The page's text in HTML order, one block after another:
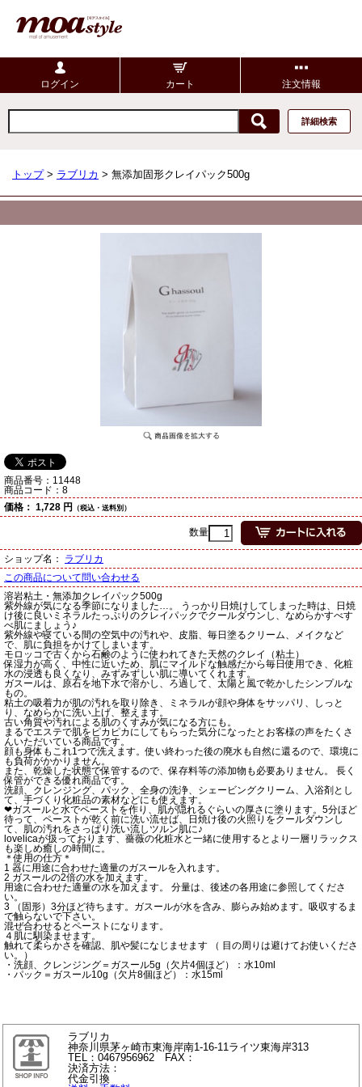
ログイン カート 注文情報
詳細検索
トップ> ラブリカ > 無添加固形クレイパック500g
商品番号： 11448
商品コード： 8
価格： 1,728 円 （税込・送料別）
数量
ショップ名： ラブリカ
この商品について問い合わせる
溶岩粘土・無添加クレイパック500g
紫外線が気になる季節になりました…。 うっかり日焼けしてしまった時は、日焼
け後に良いミネラルたっぷりのクレイパックでクールダウンし、なめらかすべす
べ肌にましょう♪
紫外線や寝ている間の空気中の汚れや、皮脂、毎日塗るクリーム、メイクなど
で、肌に負担をかけてしまいます。
モロッコで古くから石鹸のように使われてきた天然のクレイ（粘土）
保湿力が高く、中性に近いため、肌にマイルドな触感だから毎日使用でき、化粧
水の浸透も良くなり、みずみずしい肌に導いてくれます。
ガスールは、原石を地下水で溶かし、ろ過して、太陽と風で乾かしたシンプルな
もの。
粘土の吸着力が肌の汚れを取り除き、ミネラルが顔や身体をサッパリ、しっと
り、なめらかに洗い上げ、整えます。
古い角質や汚れによる肌のくすみが気になる方にも。
まるでエステで肌をピカピカにしてもらった気分になったとお客様の声をたくさ
んいただいている商品です。
顔も身体もこれ1つで洗えます。使い終わった後の廃水も自然に還るので、環境に
も負荷がかかりません。
また、乾燥した状態で保管するので、保存料等の添加物も必要ありません。 長く
保管ができる優れ商品です。
洗顔、クレンジング、パック、全身の洗浄、シェービングクリーム、入浴剤とし
て、手づくり化粧品の素材などにも使えます。
❤︎ガスールと水でペーストを作り、肌が隠れるぐらいの厚さに塗ります。5分ほど
待って、ペーストが乾く前に洗い流せば、日焼け後の火照りをクールダウンし
て、肌の汚れをさっぱり洗い流しツルン肌に♪
lovelicaが扱っております、薔薇の化粧水と一緒に使用するとより一層リラックス
も楽しめ癒しの時間に。
＊使用の仕方＊
1 器に用途に合わせた適量のガスールを入れます。
2 ガスールの2倍の水を加えます。
用途に合わせた適量の水を加えます。 分量は、後述の各用途に参照してくださ
い。
3 （固形）3分ほど待ちます。ガスールが水を含み、膨らみ始めます。吸収するま
で触らないで下さい。
混ぜ合わせるとペーストになります。
４肌に馴染ませます。
触れて柔らかさを確認、肌や髪になじませます （ 目の周りは避けてお使いくださ
い。）
・洗顔、クレンジング＝ガスール5g（欠片4個ほど）：水10ml
・パック＝ガスール10g（欠片8個ほど）：水15ml
ラブリカ
神奈川県茅ヶ崎市東海岸南1-16-11ライツ東海岸313
TEL：0467956962 FAX：
決済方法：
代金引換